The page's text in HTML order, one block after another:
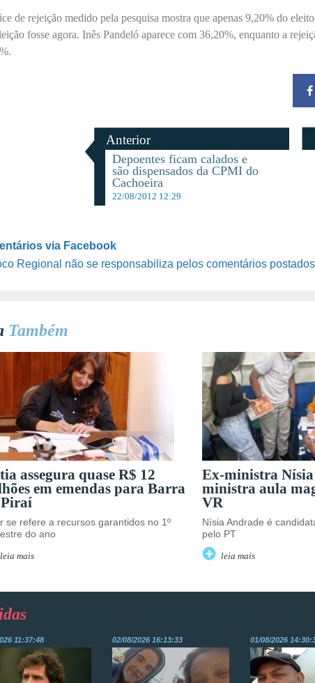
de rejeição medido pela pesquisa mostra que apenas 9,20% do
fosse agora. Inês Pandeló aparece com 36,20%, enquanto a
Anterior
Depoentes ficam calados e
são dispensados da CPMI do
Cachoeira
22/08/2012 12:29
via Facebook
Regional não se responsabiliza pelos comentários
Também
assegura quase R$ 12
em emendas para Barra
se refere a recursos garantidos no 1º
do ano
leia mais
Ex-ministra
ministra aula
VR
Nísia Andrade é
pelo PT
leia mais
11:37:48 02/08/2026 16:13:33 01/08/2026